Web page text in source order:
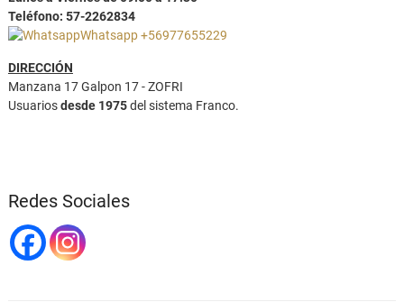
Teléfono: 57-2262834
Whatsapp +56977655229
DIRECCIÓN
Manzana 17 Galpon 17 - ZOFRI
Usuariosdesde 1975del sistema Franco.
Redes Sociales